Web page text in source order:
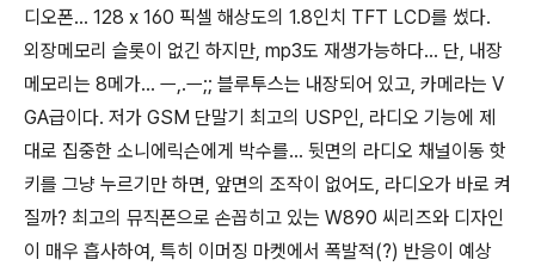
디오폰... 128 x 160 픽셀 해상도의 1.8인치 TFT LCD를 썼다.
외장메모리 슬롯이 없긴 하지만, mp3도 재생가능하다... 단, 내장
메모리는 8메가... ㅡ,.ㅡ;; 블루투스는 내장되어 있고, 카메라는 V
GA급이다. 저가 GSM 단말기 최고의 USP인, 라디오 기능에 제
대로 집중한 소니에릭슨에게 박수를... 뒷면의 라디오 채널이동 핫
키를 그냥 누르기만 하면, 앞면의 조작이 없어도, 라디오가 바로 켜
질까? 최고의 뮤직폰으로 손꼽히고 있는 W890 씨리즈와 디자인
이 매우 흡사하여, 특히 이머징 마켓에서 폭발적(?) 반응이 예상